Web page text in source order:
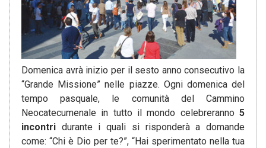
Domenica avrà inizio per il sesto anno consecutivo la
“Grande Missione” nelle piazze. Ogni domenica del
tempo pasquale, le comunità del Cammino
Neocatecumenale in tutto il mondo celebreranno 5
incontri durante i quali si risponderà a domande
come: “Chi è Dio per te?”, “Hai sperimentato nella tua